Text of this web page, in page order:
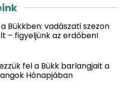
Bükkben: vadászati szezon
– figyeljünk az erdőben!
fel a Bükk barlangjait a
Hónapjában